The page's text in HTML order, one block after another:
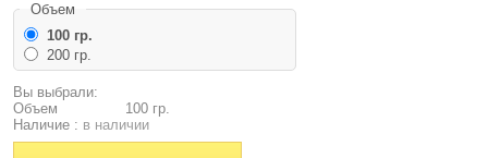
Объем
100 гр.
200 гр.
Вы выбрали:
Объем
100 гр.
Наличие : в наличии